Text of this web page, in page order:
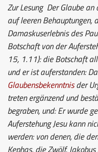
Zur LesungDer Glaube an
auf leeren Behauptungen,
Damaskuserlebnis des
Botschaft von der
15, 1.11): die Botschaft
und er ist auferstanden:
Glaubensbekenntnisder
treten ergänzend und
begraben, und: Er wurde
Auferstehung Jesu kann
werden: von denen, die